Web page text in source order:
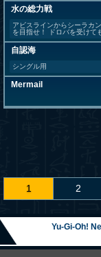
水の総力戦
アビスラインからシーラカ
を目指せ！ ドロバを受けて
自認海
シングル用
Mermail
1 2
Yu-Gi-Oh!